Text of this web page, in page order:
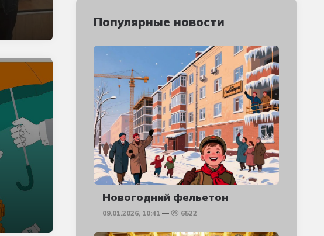
Популярные новости
Новогодний фельетон
09.01.2026, 10:41 6522